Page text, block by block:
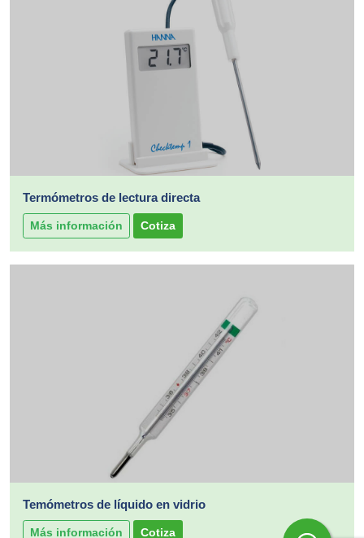
Termómetros de lectura directa
Más información Cotiza
Temómetros de líquido en vidrio
Más información Cotiza